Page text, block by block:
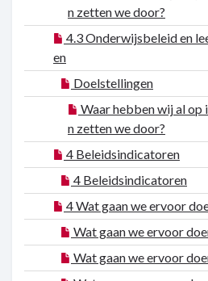
n zetten we door?
4.3 Onderwijsbeleid en
en
Doelstellingen
Waar hebben wij al op
n zetten we door?
4 Beleidsindicatoren
4 Beleidsindicatoren
4 Wat gaan we ervoor
Wat gaan we ervoor
Wat gaan we ervoor